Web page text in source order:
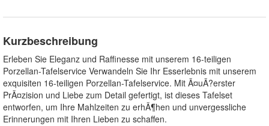
Kurzbeschreibung
Erleben Sie Eleganz und Raffinesse mit unserem 16-teiligen
Porzellan-Tafelservice Verwandeln Sie Ihr Esserlebnis mit unserem
exquisiten 16-teiligen Porzellan-Tafelservice. Mit Ã¤uÃ?erster
PrÃ¤zision und Liebe zum Detail gefertigt, ist dieses Tafelset
entworfen, um Ihre Mahlzeiten zu erhÃ¶hen und unvergessliche
Erinnerungen mit Ihren Lieben zu schaffen.